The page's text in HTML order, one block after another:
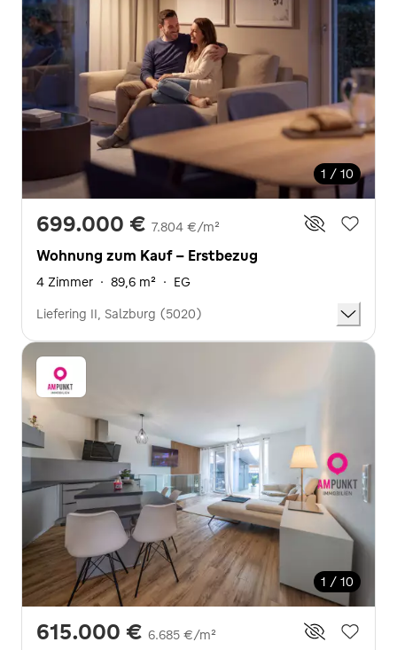
1 / 10
699.000 € 7.804 €/m²
Wohnung zum Kauf - Erstbezug
4 Zimmer · 89,6 m² · EG
Liefering II, Salzburg (5020)
1 / 10
615.000 € 6.685 €/m²